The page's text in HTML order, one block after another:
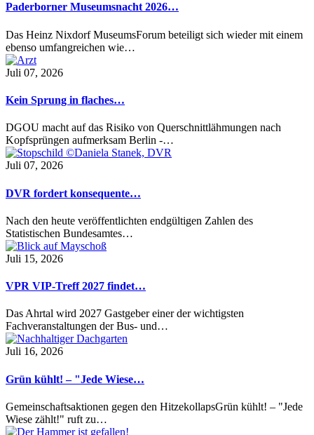
Paderborner Museumsnacht 2026…
Das Heinz Nixdorf MuseumsForum beteiligt sich wieder mit einem
ebenso umfangreichen wie…
Juli 07, 2026
Kein Sprung in flaches…
DGOU macht auf das Risiko von Querschnittlähmungen nach
Kopfsprüngen aufmerksam Berlin -…
Juli 07, 2026
DVR fordert konsequente…
Nach den heute veröffentlichten endgültigen Zahlen des
Statistischen Bundesamtes…
Juli 15, 2026
VPR VIP-Treff 2027 findet…
Das Ahrtal wird 2027 Gastgeber einer der wichtigsten
Fachveranstaltungen der Bus- und…
Juli 16, 2026
Grün kühlt! – "Jede Wiese…
Gemeinschaftsaktionen gegen den HitzekollapsGrün kühlt! – "Jede
Wiese zählt!" ruft zu…